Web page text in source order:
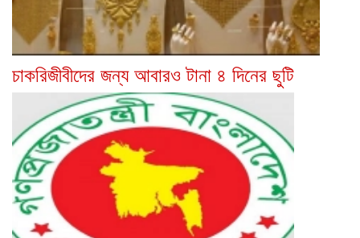
চাকরিজীবীদের জন্য আবারও টানা ৪ দিনের ছুটি